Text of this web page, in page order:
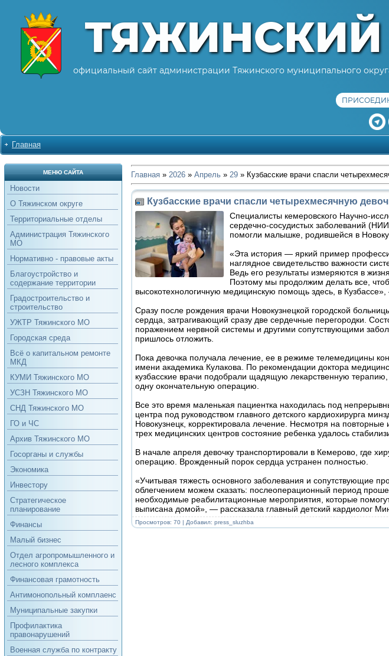
ТЯЖИНСКИЙ
официальный сайт администрации Тяжинского муниципального
Главная
МЕНЮ САЙТА
Новости
О Тяжинском округе
Территориальные отделы
Администрация Тяжинского
МО
Нормативно - правовые акты
Благоустройство и
содержание территории
Градостроительство и
строительство
УЖТР Тяжинского МО
Городская среда
Всё о капитальном ремонте
МКД
КУМИ Тяжинского МО
УСЗН Тяжинского МО
СНД Тяжинского МО
ГО и ЧС
Архив Тяжинского МО
Госорганы и службы
Экономика
Инвестору
Стратегическое
планирование
Финансы
Малый бизнес
Отдел агропромышленного и
лесного комплекса
Финансовая грамотность
Антимонопольный комплаенс
Муниципальные закупки
Профилактика
правонарушений
Военная служба по контракту
Главная» 2026 » Апрель » 29» Кузбасские врачи спасли
Кузбасские врачи спасли четырехмесячную
Специалисты кемеровского Научно-
сердечно-сосудистых заболеваний
помогли малышке, родившейся в
«Эта история — яркий пример
наглядное свидетельство важности
Ведь его результаты измеряются в
Поэтому мы продолжим делать все,
высокотехнологичную медицинскую помощь здесь, в
Сразу после рождения врачи Новокузнецкой городской
сердца, затрагивающий сразу две сердечные перегородки.
поражением нервной системы и другими сопутствующими
пришлось отложить.
Пока девочка получала лечение, ее в режиме телемедицины
имени академика Кулакова. По рекомендации доктора
кузбасские врачи подобрали щадящую лекарственную
одну окончательную операцию.
Все это время маленькая пациентка находилась под
центра под руководством главного детского кардиохирурга
Новокузнецк, корректировала лечение. Несмотря на
трех медицинских центров состояние ребенка удалось
В начале апреля девочку транспортировали в Кемерово, где
операцию. Врожденный порок сердца устранен полностью.
«Учитывая тяжесть основного заболевания и сопутствующие
облегчением можем сказать: послеоперационный период
необходимые реабилитационные мероприятия, которые
выписана домой», — рассказала главный детский кардиолог
Просмотров: 70 | Добавил: press_sluzhba